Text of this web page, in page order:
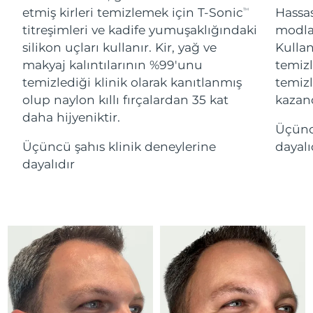
etmiş kirleri temizlemek için T-SonicTM
titreşimleri ve kadife yumuşaklığındaki
silikon uçları kullanır. Kir, yağ ve
makyaj kalıntılarının %99'unu
temizlediği klinik olarak kanıtlanmış
olup naylon kıllı fırçalardan 35 kat
daha hijyeniktir.
Üçüncü şahıs klinik deneylerine
dayalıdır
For healthy hair
18% PAP
Kozmetik ürünleri Erkekler
Tüm Ürünler
FOREO APP
Cebelitarık
12/08/2026
Yunanistan
Tahmini teslim tarihi
08/08/2026
Çin Hong Kong ÖİB
Tahmini teslim tarihi
09/08/2026
Tahmini teslim tarihi
08/08/2026
İzlanda
İrlanda
Tahmini teslim tarihi
08/08/2026
Man Adası
Tahmini teslim tarihi
10/08/2026